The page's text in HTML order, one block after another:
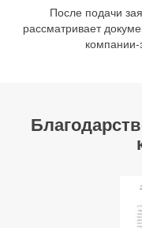
После подачи
рассматривает
компании-